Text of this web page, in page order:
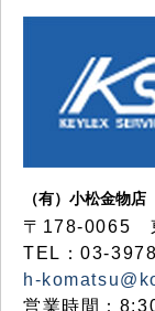
（有）小松金物店
〒178-0065
TEL：03-
h-
営業時間：